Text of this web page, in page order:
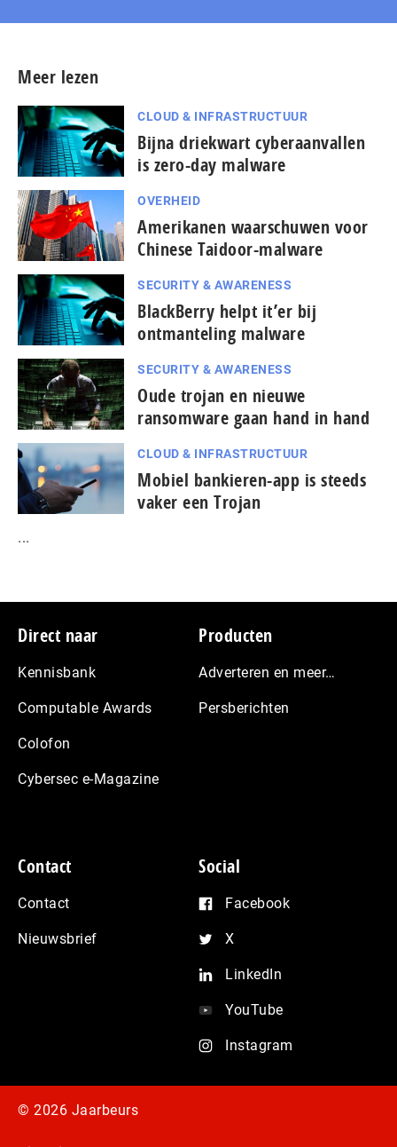
Meer lezen
CLOUD & INFRASTRUCTUUR
Bijna driekwart cyberaanvallen
is zero-day malware
OVERHEID
Amerikanen waarschuwen voor
Chinese Taidoor-malware
SECURITY & AWARENESS
BlackBerry helpt it’er bij
ontmanteling malware
SECURITY & AWARENESS
Oude trojan en nieuwe
ransomware gaan hand in hand
CLOUD & INFRASTRUCTUUR
Mobiel bankieren-app is steeds
vaker een Trojan
...
Footer
Direct naar
Kennisbank
Computable Awards
Colofon
Cybersec e-Magazine
Producten
Adverteren en meer…
Persberichten
Contact
Contact
Nieuwsbrief
Social
Facebook
X
LinkedIn
YouTube
Instagram
© 2026 Jaarbeurs